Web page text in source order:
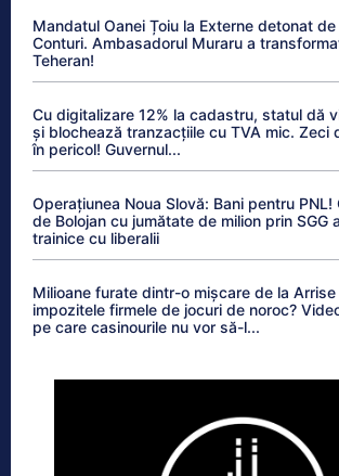
Mandatul Oanei Țoiu la Externe detonat
Conturi. Ambasadorul Muraru a
Teheran!
Cu digitalizare 12% la cadastru, statul dă
și blochează tranzacțiile cu TVA mic. Zeci
în pericol! Guvernul...
Operațiunea Noua Slovă: Bani pentru PNL!
de Bolojan cu jumătate de milion prin SGG
trainice cu liberalii
Milioane furate dintr-o mișcare de la
impozitele firmele de jocuri de noroc?
pe care casinourile nu vor să-l...